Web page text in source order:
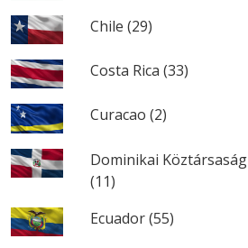
Chile (29)
Costa Rica (33)
Curacao (2)
Dominikai Köztársaság
(11)
Ecuador (55)